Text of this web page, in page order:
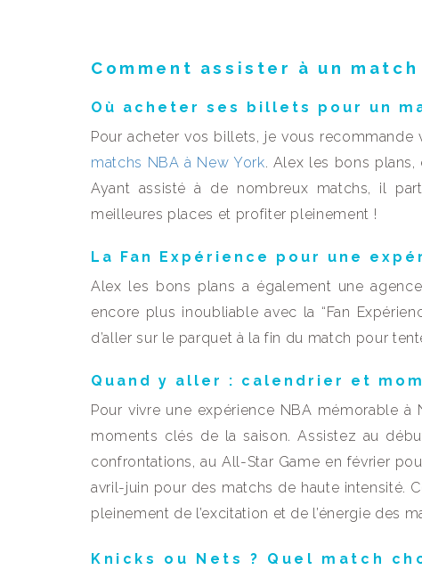
Comment assister à un match
Où acheter ses billets pour un
Pour acheter vos billets, je vous
matchs NBA à New York. Alex les bons
Ayant assisté à de nombreux matchs, il
meilleures places et profiter pleinement !
La Fan Expérience pour une
Alex les bons plans a également une
encore plus inoubliable avec la “Fan
d’aller sur le parquet à la fin du match pour
Quand y aller : calendrier et
Pour vivre une expérience NBA mémorable
moments clés de la saison. Assistez au
confrontations, au All-Star Game en février
avril-juin pour des matchs de haute intensité.
pleinement de l’excitation et de l’énergie des
Knicks ou Nets ? Quel match